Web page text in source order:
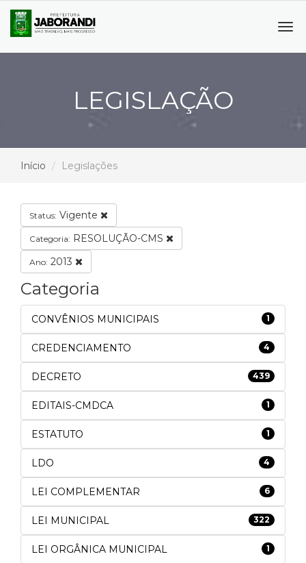
LEGISLAÇÃO
Início Legislações
Status: Vigente
Categoria: RESOLUÇÃO-CMS
Ano: 2013
Categoria
CONVÊNIOS MUNICIPAIS 1
CREDENCIAMENTO 4
DECRETO 439
EDITAIS-CMDCA 1
ESTATUTO 1
LDO 4
LEI COMPLEMENTAR 6
LEI MUNICIPAL 322
LEI ORGÂNICA MUNICIPAL 1